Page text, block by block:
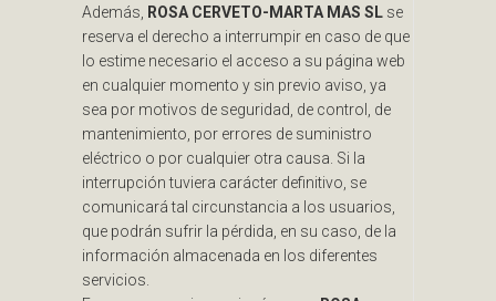
Además,
ROSA CERVETO-MARTA MAS SL se
reserva el derecho a interrumpir en caso de que
lo estime necesario el acceso a su página web
en cualquier momento y sin previo aviso, ya
sea por motivos de seguridad, de control, de
mantenimiento, por errores de suministro
eléctrico o por cualquier otra causa. Si la
interrupción tuviera carácter definitivo, se
comunicará tal circunstancia a los usuarios,
que podrán sufrir la pérdida, en su caso, de la
información almacenada en los diferentes
servicios.